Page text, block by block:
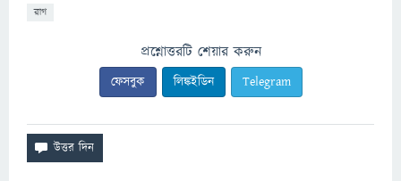
রাগ
প্রশ্নোত্তরটি শেয়ার করুন
ফেসবুক লিঙ্কইডিন Telegram